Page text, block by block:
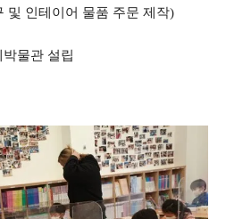
및 인테이어 물품 주문 제작)
물관 설립